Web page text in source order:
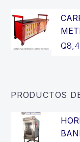
era:
es:
Q
PRODUCTOS